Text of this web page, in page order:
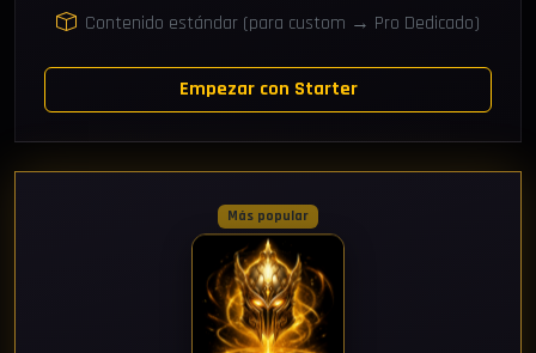
Contenido estándar (para custom → Pro Dedicado)
Empezar con Starter
Más popular